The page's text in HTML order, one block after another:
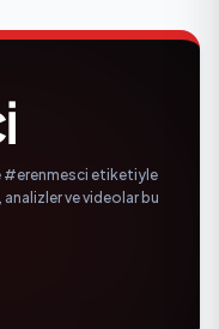
#erenmesci etiketiyle
analizler ve videolar bu